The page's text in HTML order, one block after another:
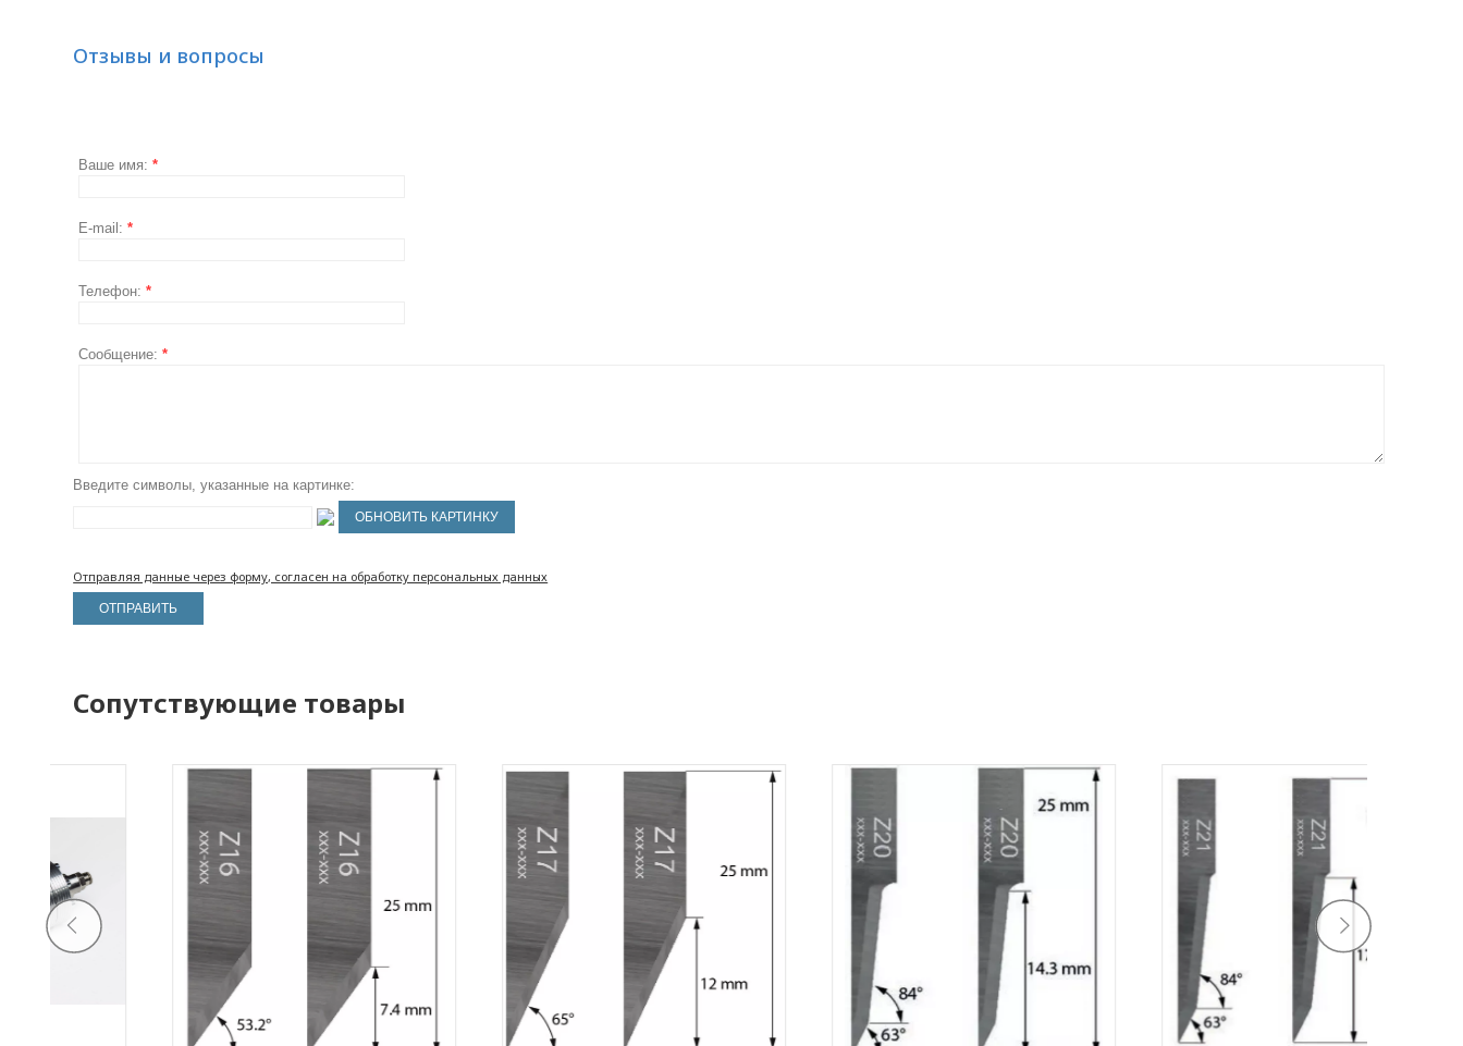
Отзывы и вопросы
Ваше имя:*
E-mail:*
Телефон:*
Сообщение:*
Введите символы, указанные на картинке:
Отправляя данные через форму, согласен на обработку персональных данных
Сопутствующие товары